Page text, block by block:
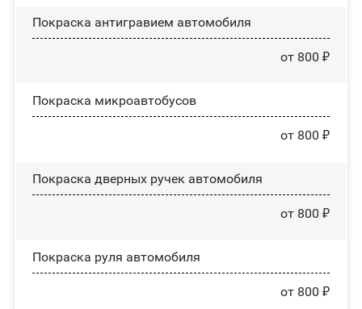
Покраска антигравием автомобиля
от 800 ₽
Покраска микроавтобусов
от 800 ₽
Покраска дверных ручек автомобиля
от 800 ₽
Покраска руля автомобиля
от 800 ₽